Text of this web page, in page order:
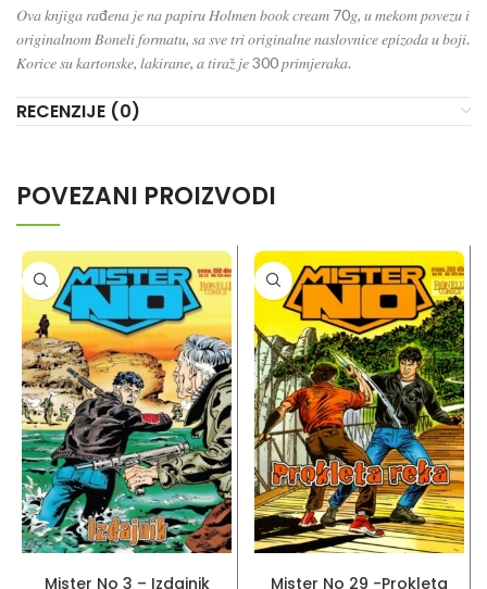
𝑂𝑣𝑎 𝑘𝑛𝑗𝑖𝑔𝑎 𝑟𝑎đ𝑒𝑛𝑎 𝑗𝑒 𝑛𝑎 𝑝𝑎𝑝𝑖𝑟𝑢 𝐻𝑜𝑙𝑚𝑒𝑛 𝑏𝑜𝑜𝑘 𝑐𝑟𝑒𝑎𝑚 70𝑔, 𝑢 𝑚𝑒𝑘𝑜𝑚 𝑝𝑜𝑣𝑒𝑧𝑢 𝑖
𝑜𝑟𝑖𝑔𝑖𝑛𝑎𝑙𝑛𝑜𝑚 𝐵𝑜𝑛𝑒𝑙𝑖 𝑓𝑜𝑟𝑚𝑎𝑡𝑢, 𝑠𝑎 𝑠𝑣𝑒 𝑡𝑟𝑖 𝑜𝑟𝑖𝑔𝑖𝑛𝑎𝑙𝑛𝑒 𝑛𝑎𝑠𝑙𝑜𝑣𝑛𝑖𝑐𝑒 𝑒𝑝𝑖𝑧𝑜𝑑𝑎 𝑢 𝑏𝑜𝑗𝑖.
𝐾𝑜𝑟𝑖𝑐𝑒 𝑠𝑢 𝑘𝑎𝑟𝑡𝑜𝑛𝑠𝑘𝑒, 𝑙𝑎𝑘𝑖𝑟𝑎𝑛𝑒, 𝑎 𝑡𝑖𝑟𝑎𝑧̌ 𝑗𝑒 300 𝑝𝑟𝑖𝑚𝑗𝑒𝑟𝑎𝑘𝑎.
RECENZIJE (0)
POVEZANI PROIZVODI
Mister No 3 – Izdajnik Mister No 29 -Prokleta